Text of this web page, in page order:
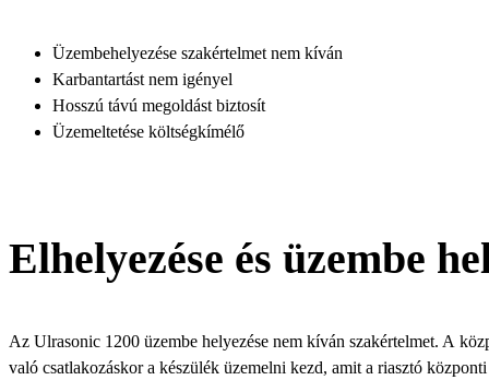
Üzembehelyezése szakértelmet nem kíván
Karbantartást nem igényel
Hosszú távú megoldást biztosít
Üzemeltetése költségkímélő
Elhelyezése és üzembe
Az Ulrasonic 1200 üzembe helyezése nem kíván szakértelmet. A
való csatlakozáskor a készülék üzemelni kezd, amit a riasztó